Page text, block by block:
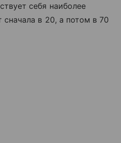
себя наиболее
сначала в 20, а потом в 70